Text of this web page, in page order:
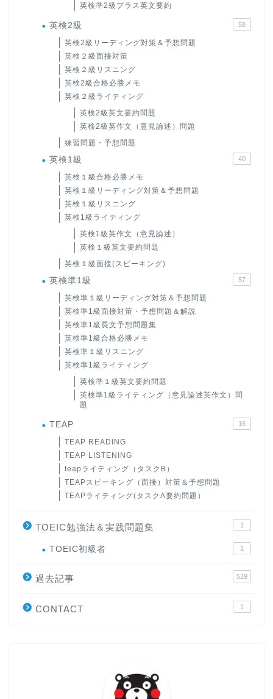
英検準2級プラス英文要約
英検2級 58
英検2級リーディング対策＆予想問題
英検２級面接対策
英検２級リスニング
英検2級合格必勝メモ
英検２級ライティング
英検2級英文要約問題
英検2級英作文（意見論述）問題
練習問題・予想問題
英検1級 40
英検１級合格必勝メモ
英検１級リーディング対策＆予想問題
英検１級リスニング
英検1級ライティング
英検1級英作文（意見論述）
英検１級英文要約問題
英検１級面接(スピーキング)
英検準1級 57
英検準１級リーディング対策＆予想問題
英検準1級面接対策・予想問題＆解説
英検準1級長文予想問題集
英検準1級合格必勝メモ
英検準１級リスニング
英検準1級ライティング
英検準１級英文要約問題
英検準1級ライティング（意見論述英作文）問
題
TEAP 16
TEAP READING
TEAP LISTENING
teapライティング（タスクB）
TEAPスピーキング（面接）対策＆予想問題
TEAPライティング(タスクA要約問題）
TOEIC勉強法＆実践問題集 1
TOEIC初級者 1
過去記事 519
CONTACT 1
大学入試英語対策講座